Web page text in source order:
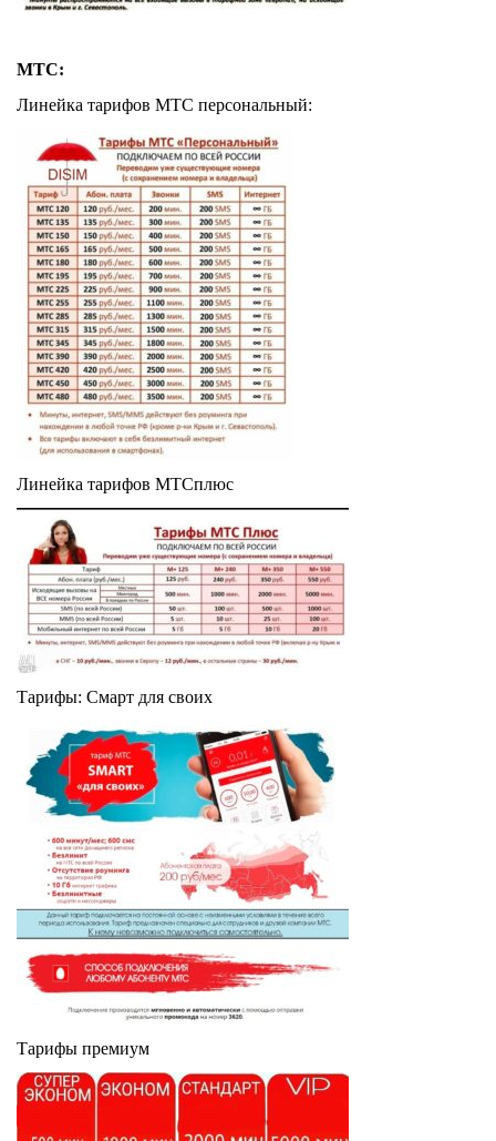
МТС:
Линейка тарифов МТС персональный:
Линейка тарифов МТСплюс
Тарифы: Смарт для своих
Тарифы премиум